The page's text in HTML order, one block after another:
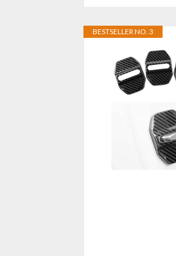
BESTSELLER NO. 3